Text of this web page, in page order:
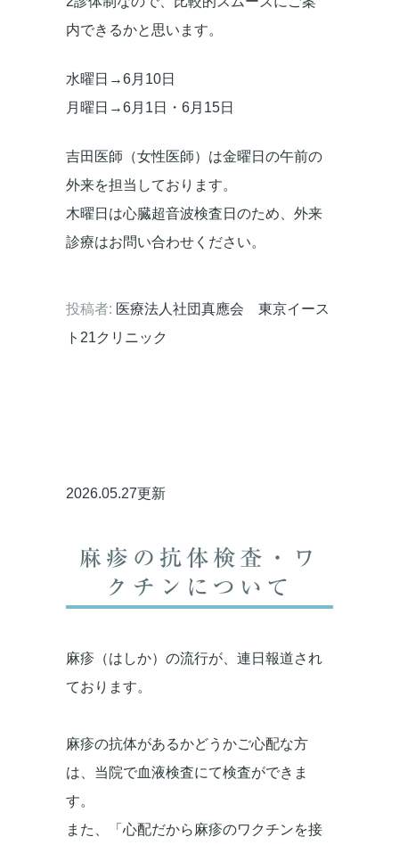
内できるかと思います。
水曜日→6月10日
月曜日→6月1日・6月15日
吉田医師（女性医師）は金曜日の午前の
外来を担当しております。
木曜日は心臓超音波検査日のため、外来
診療はお問い合わせください。
投稿者: 医療法人社団真應会 東京イース
ト21クリニック
2026.05.27更新
麻疹の抗体検査・ワ
クチンについて
麻疹（はしか）の流行が、連日報道され
ております。
麻疹の抗体があるかどうかご心配な方
は、当院で血液検査にて検査ができま
す。
また、「心配だから麻疹のワクチンを接